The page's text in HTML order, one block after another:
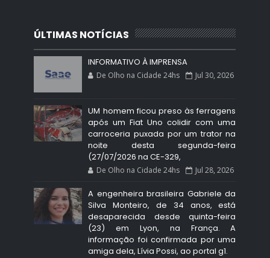
ÚLTIMAS NOTÍCIAS
INFORMATIVO À IMPRENSA
De Olho na Cidade 24hs Jul 30, 2026
UM homem ficou preso às ferragens
após um Fiat Uno colidir com uma
carroceria puxada por um trator na
noite desta segunda-feira
(27/07/2026 na CE-329,
De Olho na Cidade 24hs Jul 28, 2026
A engenheira brasileira Gabriele da
Silva Monteiro, de 34 anos, está
desaparecida desde quinta-feira
(23) em Lyon, na França. A
informação foi confirmada por uma
amiga dela, Lívia Possi, ao portal g1.